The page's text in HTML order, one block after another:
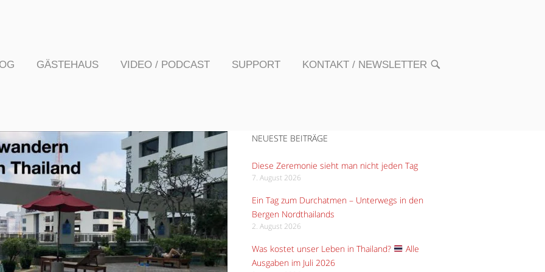
GÄSTEHAUS VIDEO / PODCAST SUPPORT KONTAKT / NEWSLETTER OPEN
NEUESTE BEITRÄGE
Diese Zeremonie sieht man nicht jeden Tag
7. August 2026
Ein Tag zum Durchatmen – Unterwegs in den
Bergen Nordthailands
2. August 2026
Was kostet unser Leben in Thailand?
Alle
Ausgaben im Juli 2026